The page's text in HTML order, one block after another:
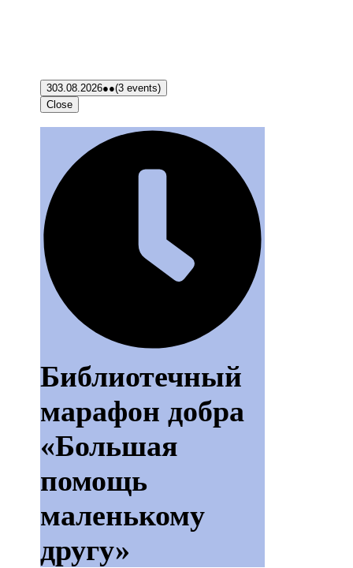
303.08.2026●●(3 events)
Close
Библиотечный
марафон добра
«Большая
помощь
маленькому
другу»